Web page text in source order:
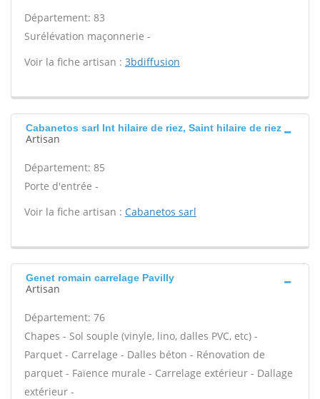
Département: 83
Surélévation maçonnerie -
Voir la fiche artisan : 3bdiffusion
Cabanetos sarl Int hilaire de riez, Saint hilaire de riez
Artisan
Département: 85
Porte d'entrée -
Voir la fiche artisan : Cabanetos sarl
Genet romain carrelage Pavilly
Artisan
Département: 76
Chapes - Sol souple (vinyle, lino, dalles PVC, etc) -
Parquet - Carrelage - Dalles béton - Rénovation de
parquet - Faïence murale - Carrelage extérieur - Dallage
extérieur -